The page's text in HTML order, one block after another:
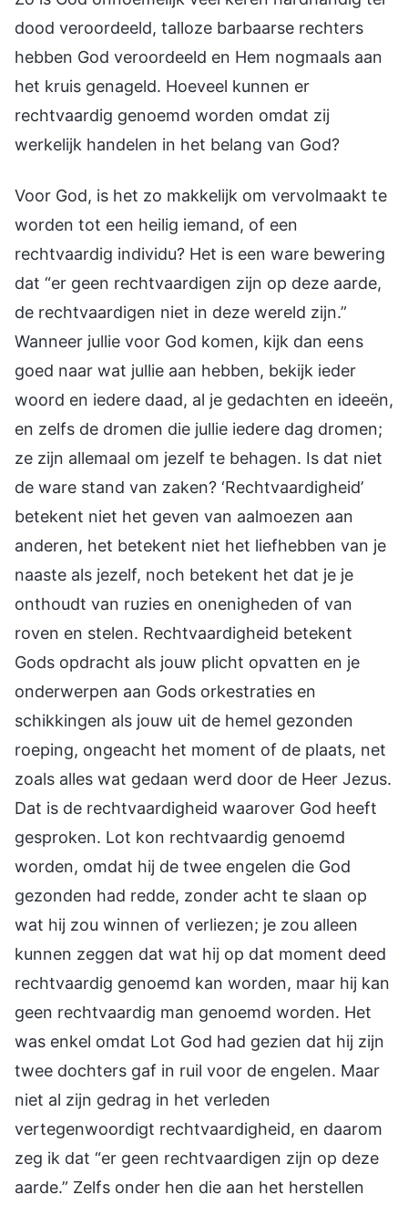
dood veroordeeld, talloze barbaarse rechters
hebben God veroordeeld en Hem nogmaals aan
het kruis genageld. Hoeveel kunnen er
rechtvaardig genoemd worden omdat zij
werkelijk handelen in het belang van God?
Voor God, is het zo makkelijk om vervolmaakt te
worden tot een heilig iemand, of een
rechtvaardig individu? Het is een ware bewering
dat “er geen rechtvaardigen zijn op deze aarde,
de rechtvaardigen niet in deze wereld zijn.”
Wanneer jullie voor God komen, kijk dan eens
goed naar wat jullie aan hebben, bekijk ieder
woord en iedere daad, al je gedachten en ideeën,
en zelfs de dromen die jullie iedere dag dromen;
ze zijn allemaal om jezelf te behagen. Is dat niet
de ware stand van zaken? ‘Rechtvaardigheid’
betekent niet het geven van aalmoezen aan
anderen, het betekent niet het liefhebben van je
naaste als jezelf, noch betekent het dat je je
onthoudt van ruzies en onenigheden of van
roven en stelen. Rechtvaardigheid betekent
Gods opdracht als jouw plicht opvatten en je
onderwerpen aan Gods orkestraties en
schikkingen als jouw uit de hemel gezonden
roeping, ongeacht het moment of de plaats, net
zoals alles wat gedaan werd door de Heer Jezus.
Dat is de rechtvaardigheid waarover God heeft
gesproken. Lot kon rechtvaardig genoemd
worden, omdat hij de twee engelen die God
gezonden had redde, zonder acht te slaan op
wat hij zou winnen of verliezen; je zou alleen
kunnen zeggen dat wat hij op dat moment deed
rechtvaardig genoemd kan worden, maar hij kan
geen rechtvaardig man genoemd worden. Het
was enkel omdat Lot God had gezien dat hij zijn
twee dochters gaf in ruil voor de engelen. Maar
niet al zijn gedrag in het verleden
vertegenwoordigt rechtvaardigheid, en daarom
zeg ik dat “er geen rechtvaardigen zijn op deze
aarde.” Zelfs onder hen die aan het herstellen